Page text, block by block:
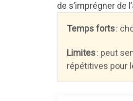
de s’imprégner de
Temps forts:
Limites: peut
répétitives pour